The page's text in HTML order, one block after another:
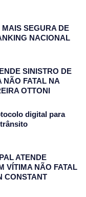
SEGURA DE
NACIONAL
SINISTRO DE
NÃO FATAL NA
OTTONI
digital para
ATENDE
VÍTIMA NÃO FATAL
CONSTANT